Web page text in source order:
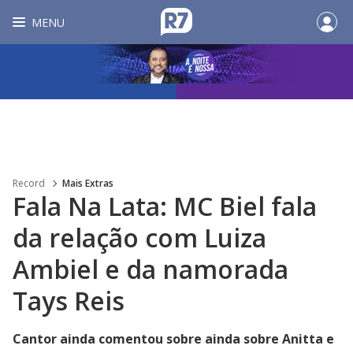
MENU
Record Mais Extras
Fala Na Lata: MC Biel fala
da relação com Luiza
Ambiel e da namorada
Tays Reis
Cantor ainda comentou sobre ainda sobre Anitta e